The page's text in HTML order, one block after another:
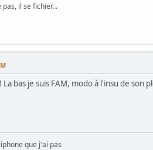
il se fichier...
La bas je suis FAM, modo à l'insu de son
que j'ai pas